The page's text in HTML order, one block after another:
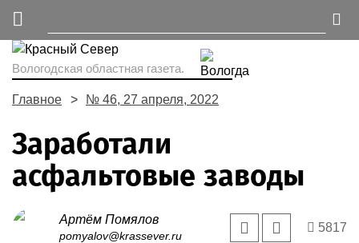
Вологодская областная газета.
Главное № 46, 27 апреля, 2022
Заработали
асфальтовые заводы
Артём Помялов
pomyalov@krassever.ru
5817